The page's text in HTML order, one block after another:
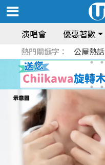
演唱會 優惠著數
熱門關鍵字： 公屋熱話